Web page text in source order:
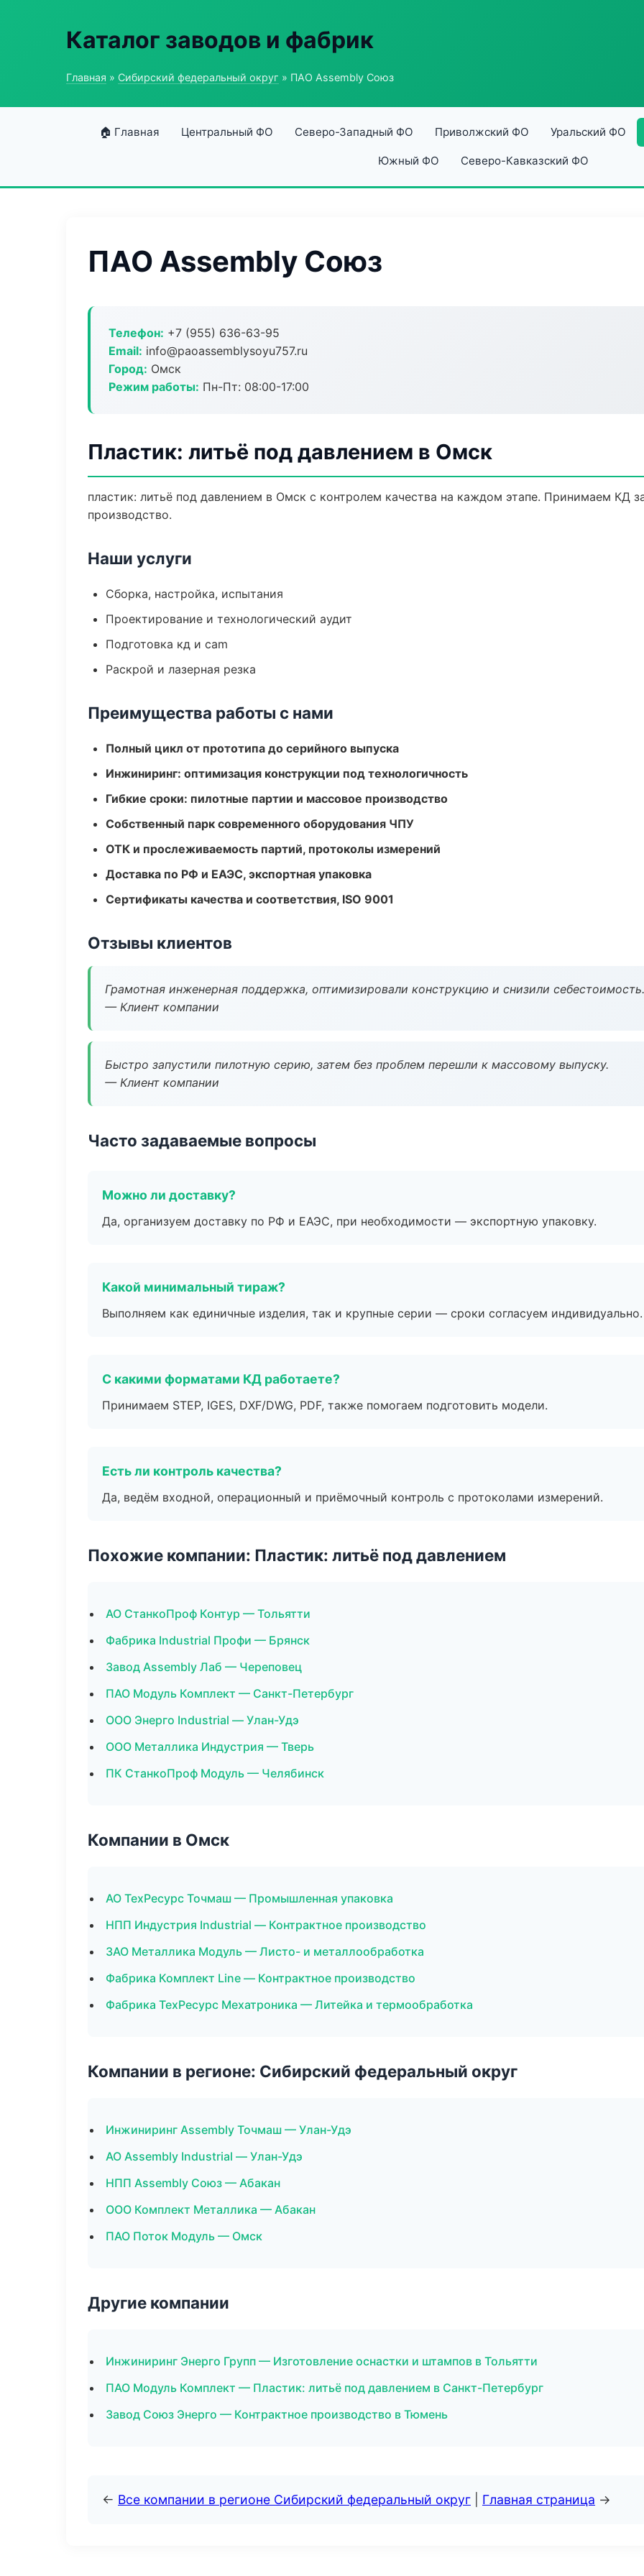
Каталог заводов и фабрик
Главная » Сибирский федеральный округ » ПАО Assembly Союз
🏠 Главная Центральный ФО Северо-Западный ФО Приволжский ФО Уральский ФО
Южный ФО Северо-Кавказский ФО
ПАО Assembly Союз
Телефон: +7 (955) 636-63-95
Email: info@paoassemblysoyu757.ru
Город: Омск
Режим работы: Пн-Пт: 08:00-17:00
Пластик: литьё под давлением в Омск
пластик: литьё под давлением в Омск с контролем качества на каждом этапе. Принимаем КД
производство.
Наши услуги
Сборка, настройка, испытания
Проектирование и технологический аудит
Подготовка кд и cam
Раскрой и лазерная резка
Преимущества работы с нами
Полный цикл от прототипа до серийного выпуска
Инжиниринг: оптимизация конструкции под технологичность
Гибкие сроки: пилотные партии и массовое производство
Собственный парк современного оборудования ЧПУ
ОТК и прослеживаемость партий, протоколы измерений
Доставка по РФ и ЕАЭС, экспортная упаковка
Сертификаты качества и соответствия, ISO 9001
Отзывы клиентов
Грамотная инженерная поддержка, оптимизировали конструкцию и снизили себестоимость.
— Клиент компании
Быстро запустили пилотную серию, затем без проблем перешли к массовому выпуску.
— Клиент компании
Часто задаваемые вопросы
Можно ли доставку?
Да, организуем доставку по РФ и ЕАЭС, при необходимости — экспортную упаковку.
Какой минимальный тираж?
Выполняем как единичные изделия, так и крупные серии — сроки согласуем индивидуально.
С какими форматами КД работаете?
Принимаем STEP, IGES, DXF/DWG, PDF, также помогаем подготовить модели.
Есть ли контроль качества?
Да, ведём входной, операционный и приёмочный контроль с протоколами измерений.
Похожие компании: Пластик: литьё под давлением
АО СтанкоПроф Контур — Тольятти
Фабрика Industrial Профи — Брянск
Завод Assembly Лаб — Череповец
ПАО Модуль Комплект — Санкт-Петербург
ООО Энерго Industrial — Улан-Удэ
ООО Металлика Индустрия — Тверь
ПК СтанкоПроф Модуль — Челябинск
Компании в Омск
АО ТехРесурс Точмаш — Промышленная упаковка
НПП Индустрия Industrial — Контрактное производство
ЗАО Металлика Модуль — Листо- и металлообработка
Фабрика Комплект Line — Контрактное производство
Фабрика ТехРесурс Мехатроника — Литейка и термообработка
Компании в регионе: Сибирский федеральный округ
Инжиниринг Assembly Точмаш — Улан-Удэ
АО Assembly Industrial — Улан-Удэ
НПП Assembly Союз — Абакан
ООО Комплект Металлика — Абакан
ПАО Поток Модуль — Омск
Другие компании
Инжиниринг Энерго Групп — Изготовление оснастки и штампов в Тольятти
ПАО Модуль Комплект — Пластик: литьё под давлением в Санкт-Петербург
Завод Союз Энерго — Контрактное производство в Тюмень
← Все компании в регионе Сибирский федеральный округ Главная страница →